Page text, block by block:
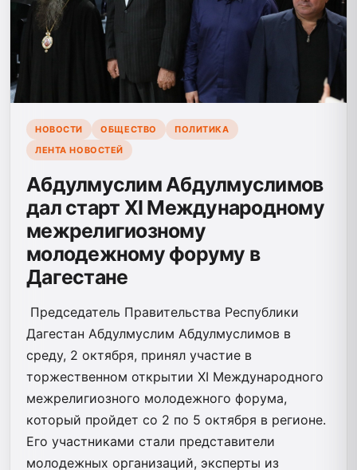
НОВОСТИ ОБЩЕСТВО
ПОЛИТИКА
ЛЕНТА НОВОСТЕЙ
Абдулмуслим Абдулмуслимов
дал старт XI Международному
межрелигиозному
молодежному форуму в
Дагестане
Председатель Правительства Республики
Дагестан Абдулмуслим Абдулмуслимов в
среду, 2 октября, принял участие в
торжественном открытии XI Международного
межрелигиозного молодежного форума,
который пройдет со 2 по 5 октября в регионе.
Его участниками стали представители
молодежных организаций, эксперты из